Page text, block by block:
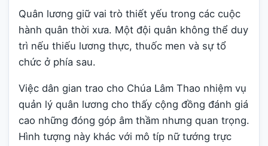
Quân lương giữ vai trò thiết yếu trong các cuộc
hành quân thời xưa. Một đội quân không thể duy
trì nếu thiếu lương thực, thuốc men và sự tổ
chức ở phía sau.
Việc dân gian trao cho Chúa Lâm Thao nhiệm vụ
quản lý quân lương cho thấy cộng đồng đánh giá
cao những đóng góp âm thầm nhưng quan trọng.
Hình tượng này khác với mô típ nữ tướng trực